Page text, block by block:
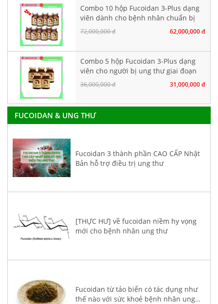
Combo 10 hộp Fucoidan 3-Plus dạng
viên dành cho bệnh nhân chuẩn bị
hoá xạ trị
72,000,000 đ 62,000,000 đ
Combo 5 hộp Fucoidan 3-Plus dạng
viên cho người bị ung thư giai đoạn
đầu
36,000,000 đ 31,000,000 đ
FUCOIDAN & UNG THƯ
Fucoidan 3 thành phần CAO CẤP Nhật
Bản hỗ trợ điều trị ung thư
[THỰC HƯ] về fucoidan niềm hy vọng
mới cho bệnh nhân ung thư
Fucoidan từ tảo biển có tác dụng như
thế nào với sức khoẻ bệnh nhân ung